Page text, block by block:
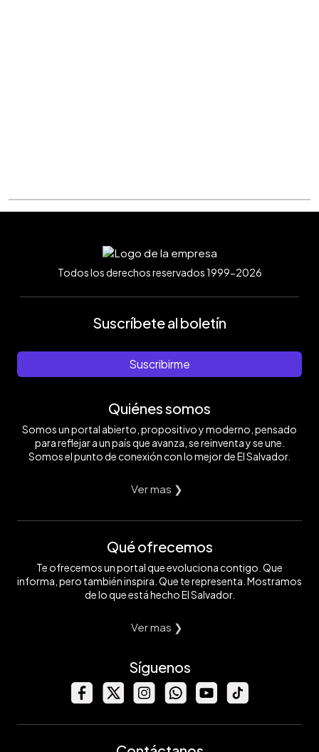
Todos los derechos reservados 1999-2026
Suscríbete al boletín
Suscribirme
Quiénes somos
Somos un portal abierto, propositivo y moderno, pensado
para reflejar a un país que avanza, se reinventa y se une.
Somos el punto de conexión con lo mejor de El Salvador.
Ver mas ❯
Qué ofrecemos
Te ofrecemos un portal que evoluciona contigo. Que
informa, pero también inspira. Que te representa. Mostramos
de lo que está hecho El Salvador.
Ver mas ❯
Síguenos